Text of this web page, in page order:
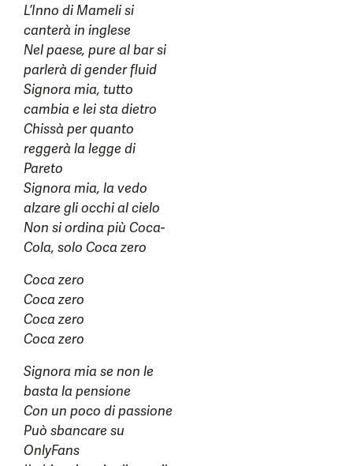
L’Inno di Mameli si
canterà in inglese
Nel paese, pure al bar si
parlerà di gender fluid
Signora mia, tutto
cambia e lei sta dietro
Chissà per quanto
reggerà la legge di
Pareto
Signora mia, la vedo
alzare gli occhi al cielo
Non si ordina più Coca-
Cola, solo Coca zero
Coca zero
Coca zero
Coca zero
Coca zero
Signora mia se non le
basta la pensione
Con un poco di passione
Può sbancare su
OnlyFans